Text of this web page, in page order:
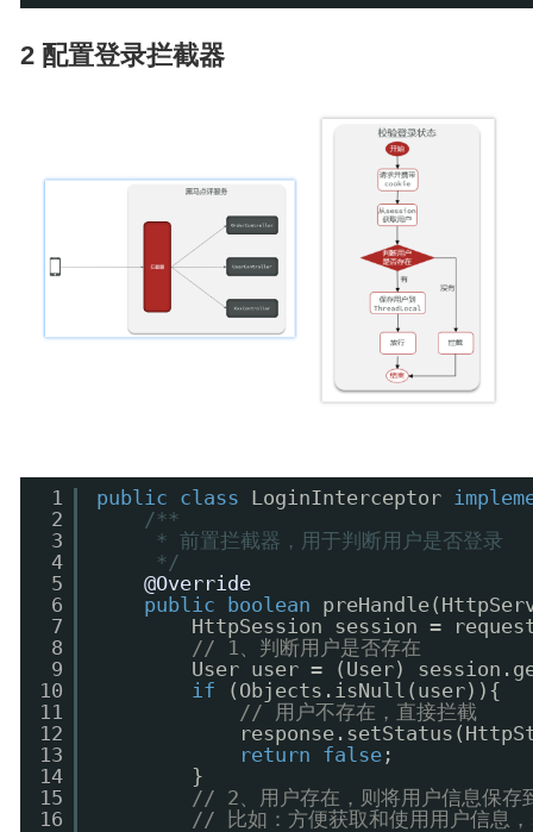
2 配置登录拦截器
1
2
3
4
5
6
7
8
9
10
11
12
13
14
15
16
public class LoginInterceptor
/**
* 前置拦截器，用于判断用户是否登录
*/
@Override
public
boolean
HttpSession session =
// 1、判断用户是否存在
User user = (User)
if
(Objects.isNull(user)){
// 用户不存在，直接拦截
return
false ;
}
// 2、用户存在，则将用户信息保
// 比如：方便获取和使用用户信息